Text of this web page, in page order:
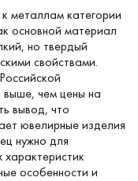
металлам категории
основной материал
но твердый
свойствами.
чем цены на
вывод, что
ювелирные изделия
нужно для
характеристик
особенности и